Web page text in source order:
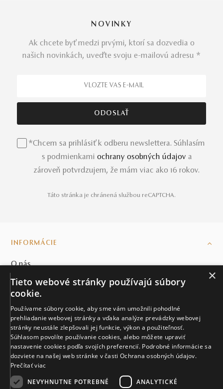
NOVINKY
Ak chcete byť medzi prvými, ktorí sa dozvedia o
našich novinkách, uveďte svoju e-mailovú adresu *
*Chcem sa prihlásiť k odberu newslettera. Súhlasím
s podmienkami ochrany osobných údajov a
zároveň potvrdzujem, že mám viac ako 16 rokov.
Táto stránka je chránená službou reCAPTCHA.
INFORMÁCIE
O nás
Užitočné informácie
Mikuš Diamonds v médiách
Blog
SVET MIKUŠ DIAMONDS
VŠETKO O NÁKUPE
KONTAKT
×
Tieto webové stránky používajú súbory
cookie.
Používame súbory cookie, aby sme vám umožnili pohodlné
prehliadanie webovej stránky a vďaka analýze prevádzky webovej
stránky neustále zlepšovali jej funkcie, výkon a použiteľnosť.
Súhlasom povolíte používanie cookies, alebo môžete upraviť
nastavenie cookies podľa svojích preferencií. Podrobné informácie sa
dozviete na našej web stránke v časti Ochrana osobných údajov.
Prečítať viac
NEVYHNUTNE POTREBNÉ
ANALYTICKÉ